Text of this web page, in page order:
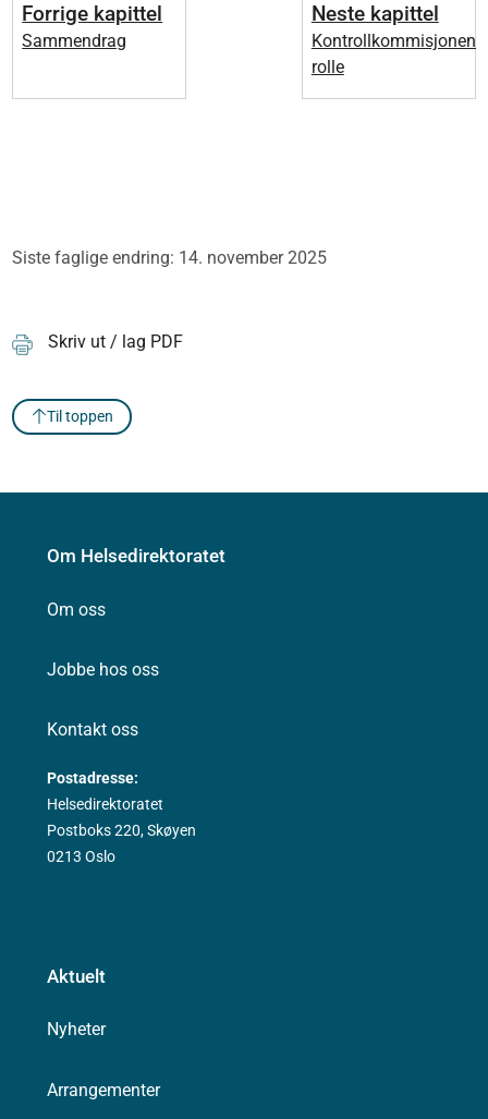
Forrige kapittel
Sammendrag
Neste kapittel
Kontrollkommisjonens
rolle
Siste faglige endring: 14. november 2025
Skriv ut / lag PDF
Til toppen
Om Helsedirektoratet
Om oss
Jobbe hos oss
Kontakt oss
Postadresse:
Helsedirektoratet
Postboks 220, Skøyen
0213 Oslo
Aktuelt
Nyheter
Arrangementer